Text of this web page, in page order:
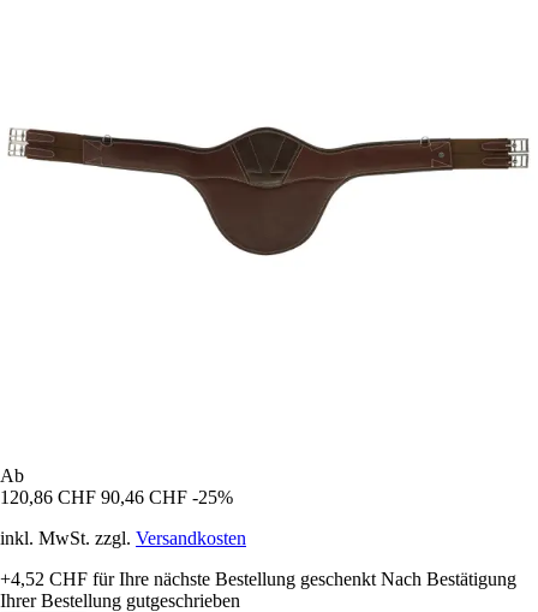
Ab
120,86 CHF 90,46 CHF -25%
inkl. MwSt. zzgl. Versandkosten
+4,52 CHF für Ihre nächste Bestellung geschenkt Nach Bestätigung
Ihrer Bestellung gutgeschrieben